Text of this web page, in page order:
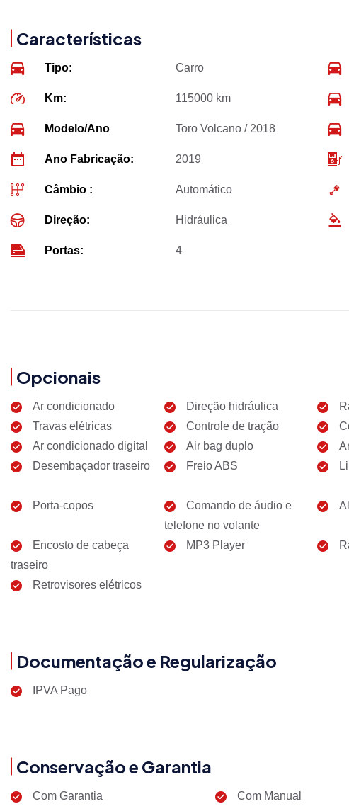
Características
Tipo: Carro
Km: 115000 km
Modelo/Ano Toro Volcano / 2018
Ano Fabricação: 2019
Câmbio : Automático
Direção: Hidráulica
Portas: 4
Opcionais
Ar condicionado Direção hidráulica
Travas elétricas
Controle de tração
Ar condicionado digital
Air bag duplo
Desembaçador traseiro
Freio ABS
Porta-copos
Comando de áudio e
telefone no volante
Encosto de cabeça
traseiro
MP3 Player
Retrovisores elétricos
Documentação e Regularização
IPVA Pago
Conservação e Garantia
Com Garantia Com Manual